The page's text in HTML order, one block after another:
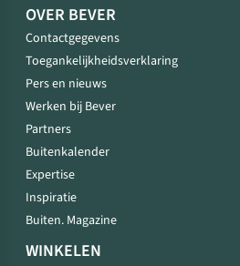
OVER BEVER
Contactgegevens
Toegankelijkheidsverklaring
Pers en nieuws
Werken bij Bever
Partners
Buitenkalender
Expertise
Inspiratie
Buiten. Magazine
WINKELEN